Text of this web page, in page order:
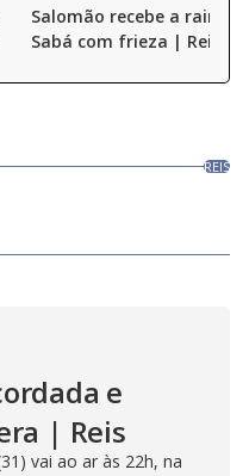
Salomão recebe a rainha
Sabá com frieza | Reis
REIS